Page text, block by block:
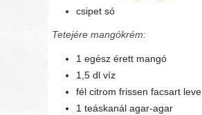
csipet só
Tetejére mangókrém:
1 egész érett mangó
1,5 dl víz
fél citrom frissen facsart leve
1 teáskanál agar-agar